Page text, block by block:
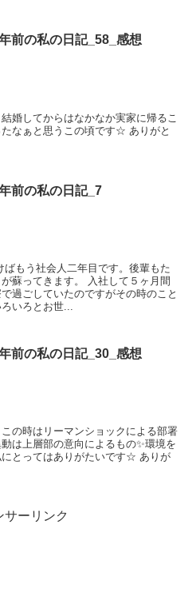
前の私の日記_58_感想
婚してからはなかなか実家に帰るこ
なぁと思うこの頃です☆ ありがと
前の私の日記_7
もう社会人二年目です。後輩もた
蘇ってきます。 入社して５ヶ月間
過ごしていたのですがその時のこと
いろとお世...
前の私の日記_30_感想
の時はリーマンショックによる部署
は上層部の意向によるもの✨環境を
とってはありがたいです☆ ありが
サーリンク